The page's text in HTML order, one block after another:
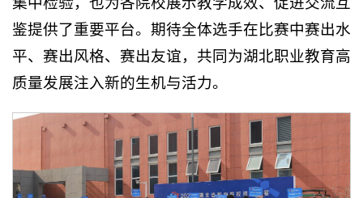
鉴提供了重要平台。期待全体选手在比赛中赛出水
平、赛出风格、赛出友谊，共同为湖北职业教育高
质量发展注入新的生机与活力。